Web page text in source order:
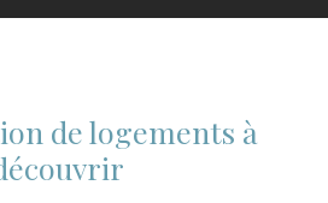
de logements à